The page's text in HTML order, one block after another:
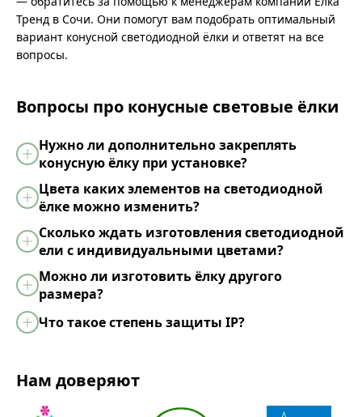
Тренд в Сочи. Они помогут вам подобрать оптимальный
вариант конусной светодиодной ёлки и ответят на все
вопросы.
Вопросы про конусные световые ёлки
Нужно ли дополнительно закреплять
конусную ёлку при установке?
Цвета каких элементов на светодиодной
ёлке можно изменить?
Сколько ждать изготовления светодиодной
ели с индивидуальными цветами?
Можно ли изготовить ёлку другого
размера?
Что такое степень защиты IP?
Нам доверяют